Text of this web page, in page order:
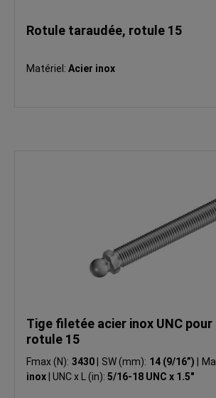
Rotule taraudée, rotule 15
Matériel: Acier inox
Tige filetée acier inox UNC
rotule 15
Fmax (N): 3430 SW (mm): 14 (9/16”)
inox UNC x L (in): 5/16-18 UNC x 1.5"